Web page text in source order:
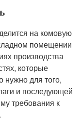
на комовую
помещении
производства
которые
для того,
и последующей
требования к